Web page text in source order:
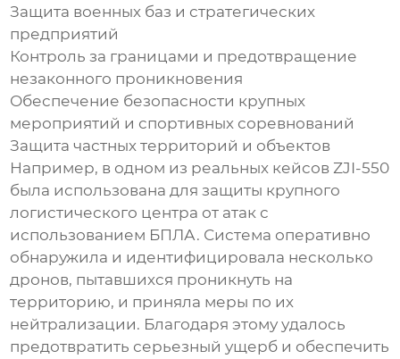
Защита военных баз и стратегических
предприятий
Контроль за границами и предотвращение
незаконного проникновения
Обеспечение безопасности крупных
мероприятий и спортивных соревнований
Защита частных территорий и объектов
Например, в одном из реальных кейсовZJI-550
была использована для защиты крупного
логистического центра от атак с
использованием БПЛА. Система оперативно
обнаружила и идентифицировала несколько
дронов, пытавшихся проникнуть на
территорию, и приняла меры по их
нейтрализации. Благодаря этому удалось
предотвратить серьезный ущерб и обеспечить